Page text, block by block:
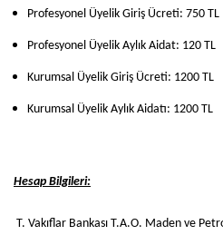
Profesyonel Üyelik Giriş Ücreti: 750 TL
Profesyonel Üyelik Aylık Aidat: 120 TL
Kurumsal Üyelik Giriş Ücreti: 1200 TL
Kurumsal Üyelik Aylık Aidatı: 1200 TL
Hesap Bilgileri:
T. Vakıflar Bankası T.A.O. Maden ve